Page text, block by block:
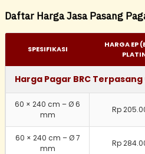
Daftar Harga Jasa Pasang
SPESIFIKASI
HARGA EP
Harga Pagar BRC Terpasang
60 × 240 cm – Ø 6
mm
Rp
60 × 240 cm – Ø 7
mm
Rp